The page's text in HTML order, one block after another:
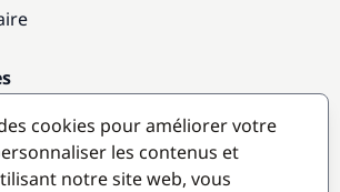
cookies pour améliorer votre
les contenus et
notre site web, vous